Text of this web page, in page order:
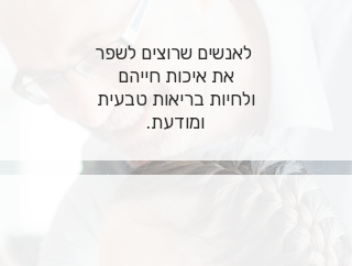
לאנשים שרוצים לשפר
את איכות חייהם
ולחיות בריאות טבעית
ומודעת.